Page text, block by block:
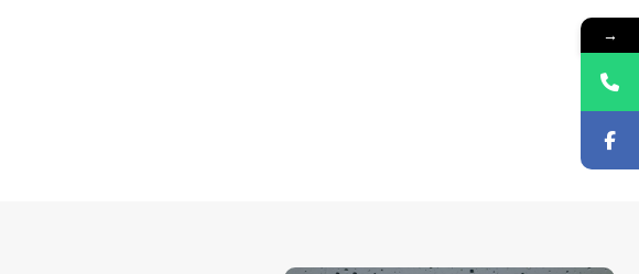
→